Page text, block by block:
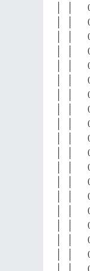
│ │
│ │
│ │
│ │
│ │
│ │
│ │
│ │
│ │
│ │
│ │
│ │
│ │
│ │
│ │
│ │
│ │
│ │
│ │